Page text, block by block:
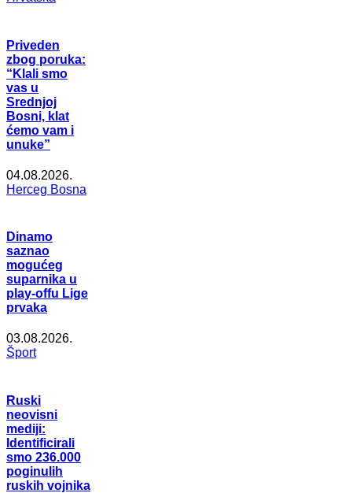
Priveden
zbog poruka:
“Klali smo
vas u
Srednjoj
Bosni, klat
ćemo vam i
unuke”
04.08.2026.
Herceg Bosna
Dinamo
saznao
mogućeg
suparnika u
play-offu Lige
prvaka
03.08.2026.
Šport
Ruski
neovisni
mediji:
Identificirali
smo 236.000
poginulih
ruskih vojnika